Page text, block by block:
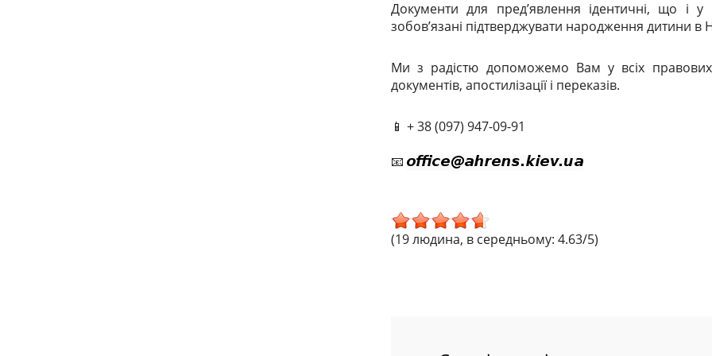
Документи для пред’явлення ідентичні, що і
зобов’язані підтверджувати народження дитини в
Ми з радістю допоможемо Вам у всіх правових
документів, апостилізації і переказів.
📱 + 38 (097) 947-09-91
📧
(19 людина, в середньому: 4.63/5)